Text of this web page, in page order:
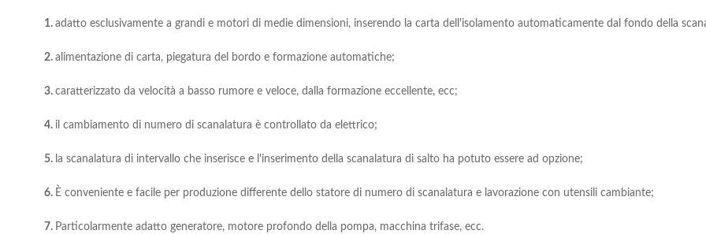
1. adatto esclusivamente a grandi e motori di medie dimensioni, inserendo la carta dell'isolamento automaticamente dal fondo della
2. alimentazione di carta, piegatura del bordo e formazione automatiche;
3. caratterizzato da velocità a basso rumore e veloce, dalla formazione eccellente, ecc;
4. il cambiamento di numero di scanalatura è controllato da elettrico;
5. la scanalatura di intervallo che inserisce e l'inserimento della scanalatura di salto ha potuto essere ad opzione;
6. È conveniente e facile per produzione differente dello statore di numero di scanalatura e lavorazione con utensili cambiante;
7. Particolarmente adatto generatore, motore profondo della pompa, macchina trifase, ecc.